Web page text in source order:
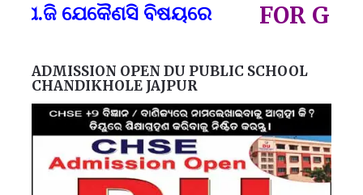
ଯେକୈଣସି ବିଷୟରେ FOR GOVT
ADMISSION OPEN DU PUBLIC SCHOOL
CHANDIKHOLE JAJPUR